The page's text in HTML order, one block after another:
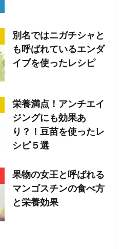
別名ではニガチシャと
も呼ばれているエンダ
イブを使ったレシピ
栄養満点！アンチエイ
ジングにも効果あ
り？！豆苗を使ったレ
シピ５選
果物の女王と呼ばれる
マンゴスチンの食べ方
と栄養効果